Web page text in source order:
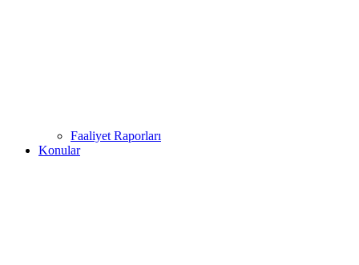
Faaliyet Raporları
Konular